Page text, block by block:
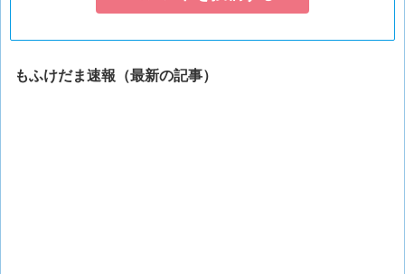
もふけだま速報（最新の記事）